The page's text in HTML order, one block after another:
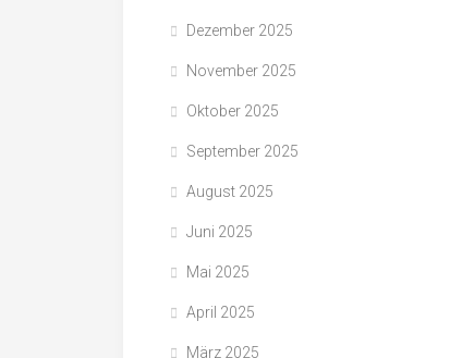
Dezember 2025
November 2025
Oktober 2025
September 2025
August 2025
Juni 2025
Mai 2025
April 2025
März 2025